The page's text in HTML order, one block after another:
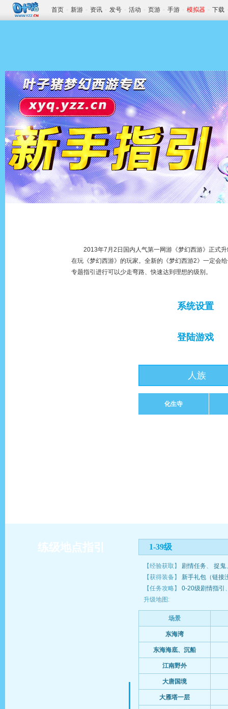
www.yzz.cn
首页 - 新游 - 资讯 - 发号 - 活动 - 页游 - 手游 - 模拟器 - 下载
2013年7月2日国内人气第一网游《梦幻西游》正式升
在玩《梦幻西游》的玩家。全新的《梦幻西游2》一定会
专题指引进行可以少走弯路、快速达到理想的级别。
系统设置
登陆游戏
人族
化生寺
练级地点指引 1-39级
【经验获取】 剧情任务、 捉鬼
【获得装备】
新手礼包（链接
【任务攻略】
0-20级剧情指引
升级地图:
场景
东海湾
东海海底、沉船
江南野外
大唐国境
大雁塔一层